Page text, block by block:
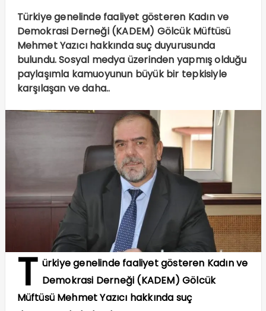
Türkiye genelinde faaliyet gösteren Kadın ve
Demokrasi Derneği (KADEM) Gölcük Müftüsü
Mehmet Yazıcı hakkında suç duyurusunda
bulundu. Sosyal medya üzerinden yapmış olduğu
paylaşımla kamuoyunun büyük bir tepkisiyle
karşılaşan ve daha..
T ürkiye genelinde faaliyet gösteren Kadın ve
Demokrasi Derneği (KADEM) Gölcük
Müftüsü Mehmet Yazıcı hakkında suç